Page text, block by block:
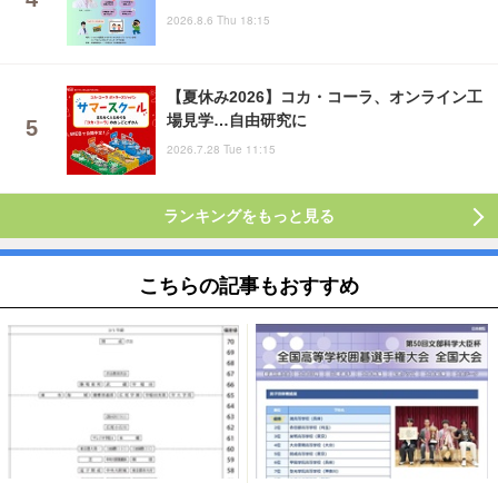
2026.8.6 Thu 18:15
【夏休み2026】コカ・コーラ、オンライン工
場見学…自由研究に
2026.7.28 Tue 11:15
ランキングをもっと見る
こちらの記事もおすすめ